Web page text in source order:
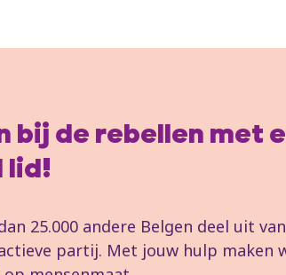
bij de rebellen met
lid!
25.000 andere Belgen deel uit
partij. Met jouw hulp maken